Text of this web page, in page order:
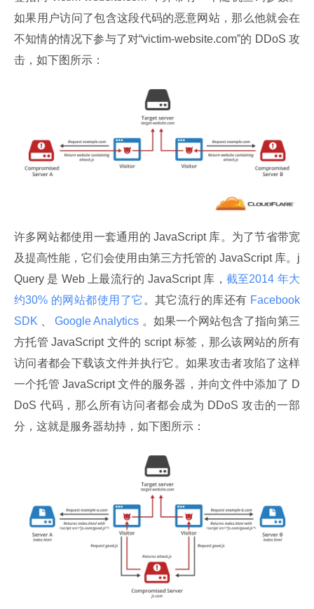
如果用户访问了包含这段代码的恶意网站，那么他就会在
不知情的情况下参与了对“victim-website.com”的 DDoS 攻
击，如下图所示：
许多网站都使用一套通用的 JavaScript 库。为了节省带宽
及提高性能，它们会使用由第三方托管的 JavaScript 库。j
Query 是 Web 上最流行的 JavaScript 库， 截至2014 年大
约30% 的网站都使用了它 。其它流行的库还有 Facebook
SDK
Google Analytics 。如果一个网站包含了指向第三
方托管 JavaScript 文件的 script 标签，那么该网站的所有
访问者都会下载该文件并执行它。如果攻击者攻陷了这样
一个托管 JavaScript 文件的服务器，并向文件中添加了 D
DoS 代码，那么所有访问者都会成为 DDoS 攻击的一部
分，这就是服务器劫持，如下图所示：